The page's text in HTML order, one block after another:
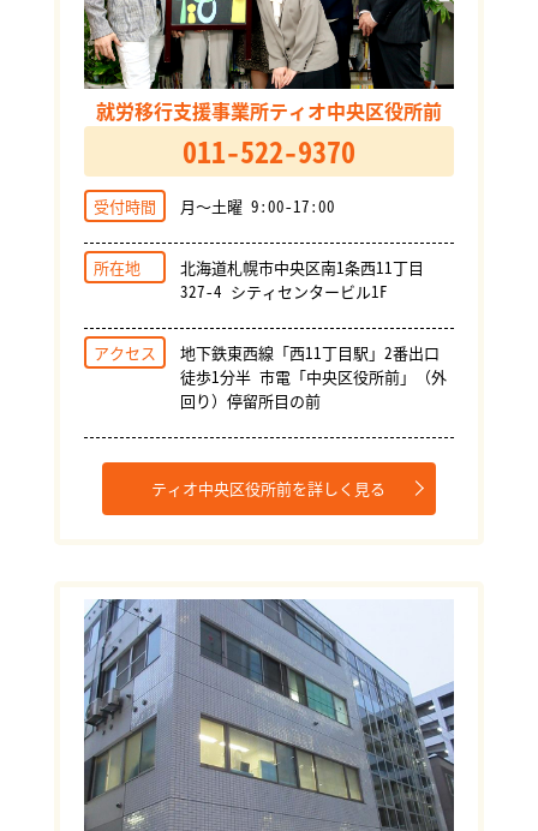
就労移行支援事業所ティオ中央区役所前
011-522-9370
受付時間 月～土曜 9:00-17:00
所在地
北海道札幌市中央区南1条西11丁目
327-4 シティセンタービル1F
アクセス
地下鉄東西線「西11丁目駅」2番出口
徒歩1分半 市電「中央区役所前」（外
回り）停留所目の前
ティオ中央区役所前を詳しく見る